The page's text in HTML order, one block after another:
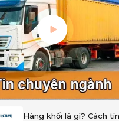
Hàng khối là gì? Cách